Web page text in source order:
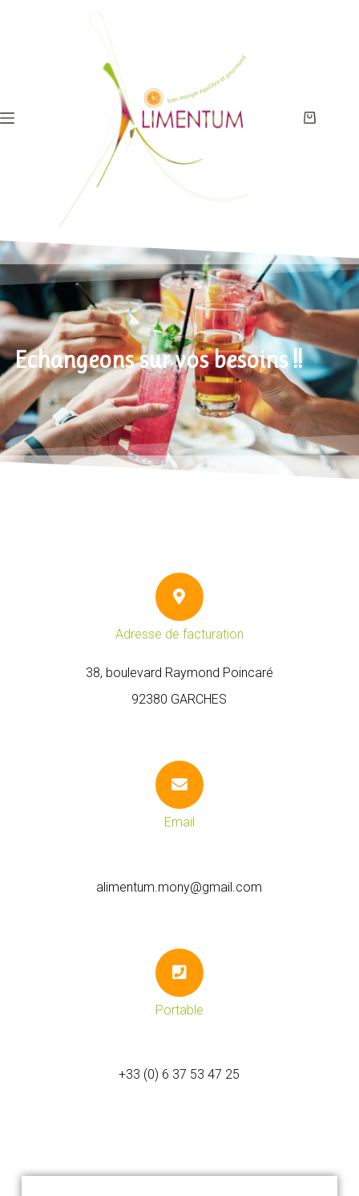
Echangeons sur vos besoins !!
Adresse de facturation
38, boulevard Raymond Poincaré
92380 GARCHES
Email
alimentum.mony@gmail.com
Portable
+33 (0) 6 37 53 47 25